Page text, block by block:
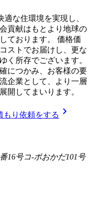
な住環境を実現し、
貢献はもとより地球の
ております。 価格価
ストでお届けし、更な
く所存でございます。
につかみ、お客様の要
企業として、より一層
開してまいります。
もり依頼をする chevron_right
16号コ-ポおかだ101号